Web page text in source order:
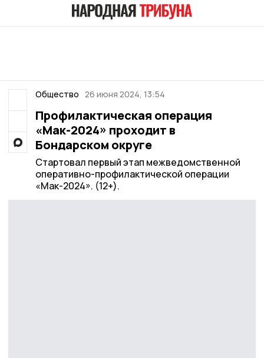
Общество 26 июня 2024, 13:54
Профилактическая операция
«Мак-2024» проходит в
Бондарском округе
Стартовал первый этап межведомственной
оперативно-профилактической операции
«Мак-2024». (12+).